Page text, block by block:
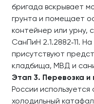
бригада вскрывает
грунта и помещает
контейнер или урну,
СанПиН 2.1.2882‑11.
присутствуют
кладбища, МВД и
Этап 3. Перевозка и
России
холодильный